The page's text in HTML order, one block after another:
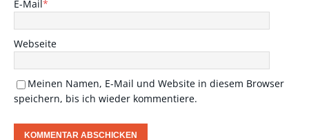
E-Mail *
Webseite
Meinen Namen, E-Mail und Website in diesem Browser
speichern, bis ich wieder kommentiere.